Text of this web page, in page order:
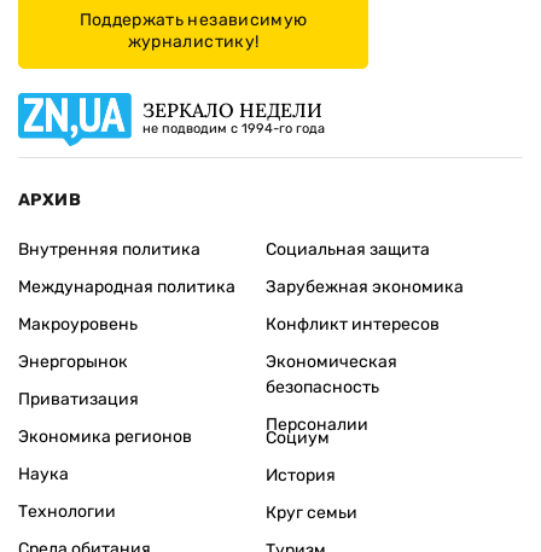
Поддержать независимую
журналистику!
ЗЕРКАЛО НЕДЕЛИ
не подводим с 1994-го года
АРХИВ
Внутренняя политика
Международная политика
Макроуровень
Энергорынок
Приватизация
Экономика регионов
Социальная защита
Зарубежная экономика
Конфликт интересов
Экономическая
безопасность
Персоналии
Наука
Технологии
Социум
История
Круг семьи